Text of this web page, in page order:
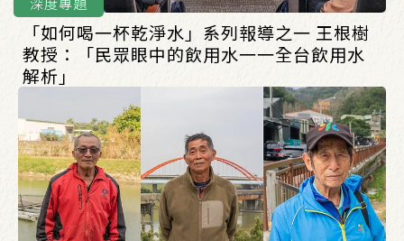
「如何喝一杯乾淨水」系列報導之一 王根樹
教授：「民眾眼中的飲用水一一全台飲用水
解析」